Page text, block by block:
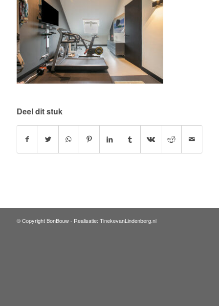
Deel dit stuk
© Copyright BonBouw - Realisatie: TinekevanLindenberg.nl